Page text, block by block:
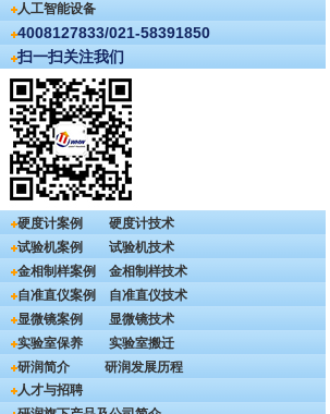
人工智能设备
4008127833/021-58391850
扫一扫关注我们
硬度计案例
硬度计技术
试验机案例
试验机技术
金相制样案例
金相制样技术
自准直仪案例
自准直仪技术
显微镜案例
显微镜技术
实验室保养
实验室搬迁
研润简介
研润发展历程
人才与招聘